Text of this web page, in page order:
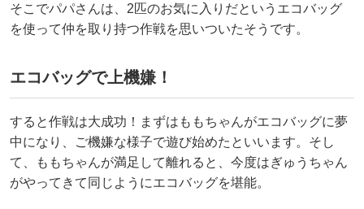
そこでパパさんは、2匹のお気に入りだというエコバッグ
を使って仲を取り持つ作戦を思いついたそうです。
エコバッグで上機嫌！
すると作戦は大成功！まずはももちゃんがエコバッグに夢
中になり、ご機嫌な様子で遊び始めたといいます。そし
て、ももちゃんが満足して離れると、今度はぎゅうちゃん
がやってきて同じようにエコバッグを堪能。